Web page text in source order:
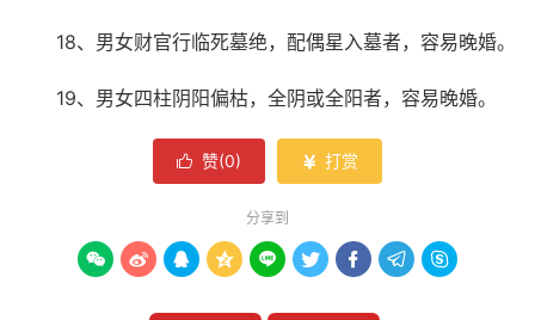
18、男女财官行临死墓绝，配偶星入墓者，容易晚婚。
19、男女四柱阴阳偏枯，全阴或全阳者，容易晚婚。
 赞(0)  打赏
分享到
        